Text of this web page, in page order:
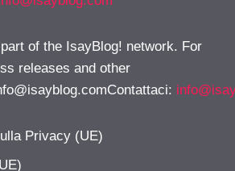
of the IsayBlog! network. For
releases and other
:
Privacy (UE)